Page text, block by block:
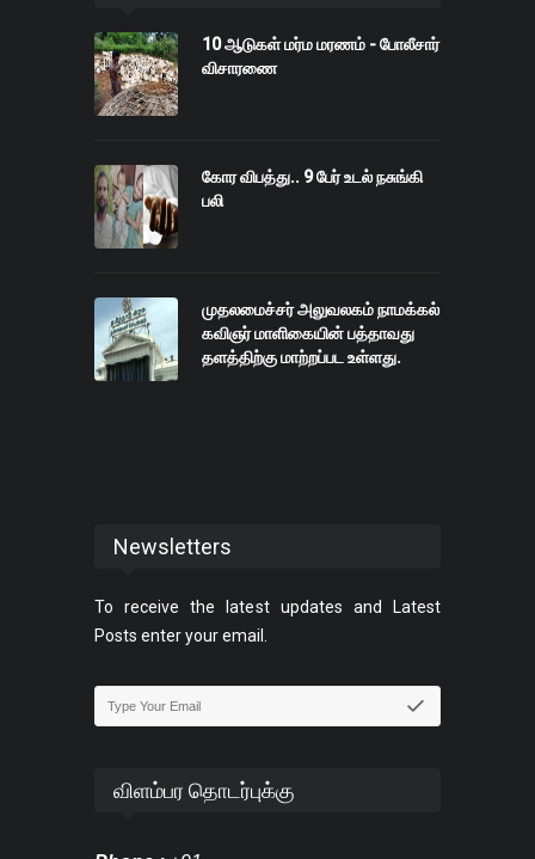
10 ஆடுகள் மர்ம மரணம் - போலீசார்
விசாரணை
கோர விபத்து.. 9 பேர் உடல் நசுங்கி
பலி
முதலமைச்சர் அலுவலகம் நாமக்கல்
கவிஞர் மாளிகையின் பத்தாவது
தளத்திற்கு மாற்றப்பட உள்ளது.
Newsletters
To receive the latest updates and Latest
Posts enter your email.
விளம்பர தொடர்புக்கு